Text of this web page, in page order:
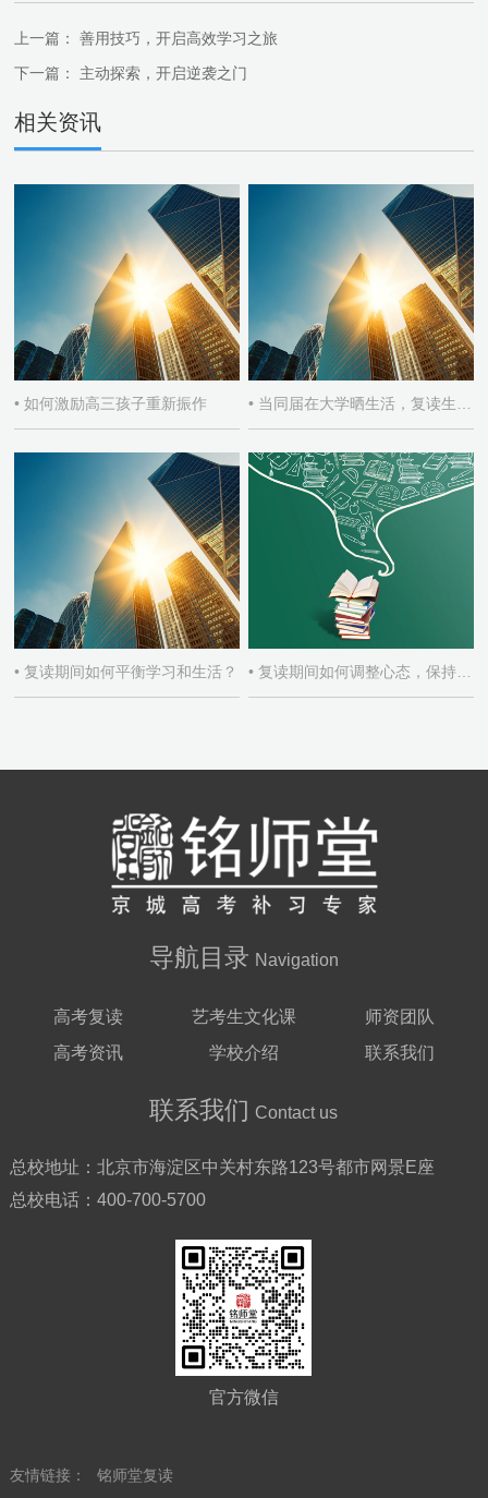
上一篇：
善用技巧，开启高效学习之旅
下一篇：
主动探索，开启逆袭之门
相关资讯
• 如何激励高三孩子重新振作 • 当同届在大学晒生活，复读生如何自处
• 复读期间如何平衡学习和生活？ • 复读期间如何调整心态，保持积极学习态度？
导航目录 Navigation
高考复读 艺考生文化课
师资团队
高考资讯
学校介绍 联系我们
联系我们 Contact us
总校地址： 北京市海淀区中关村东路123号都市网景E座
总校电话： 400-700-5700
官方微信
友情链接： 铭师堂复读